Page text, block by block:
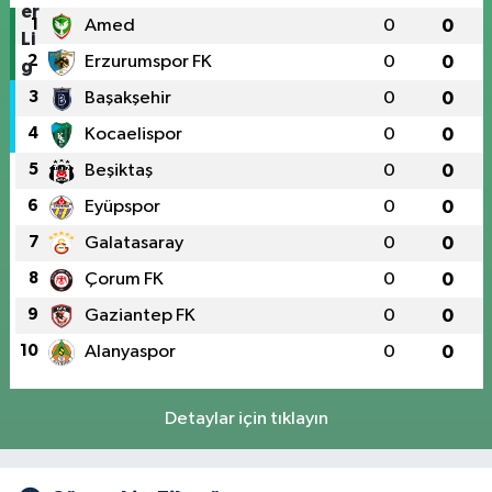
1 Amed 0 0
2 Erzurumspor FK 0 0
3 Başakşehir 0 0
4 Kocaelispor 0 0
5 Beşiktaş 0 0
6 Eyüpspor 0 0
7 Galatasaray 0 0
8 Çorum FK 0 0
9 Gaziantep FK 0 0
10 Alanyaspor 0 0
Detaylar için tıklayın